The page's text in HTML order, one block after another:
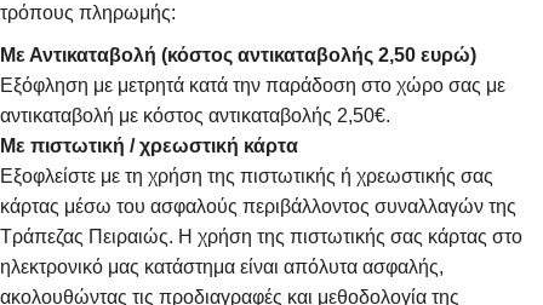
τρόπους πληρωμής:
Με Αντικαταβολή (κόστος αντικαταβολής 2,50 ευρώ)
Εξόφληση με μετρητά κατά την παράδοση στο χώρο σας με
αντικαταβολή με κόστος αντικαταβολής 2,50€.
Με πιστωτική / χρεωστική κάρτα
Εξοφλείστε με τη χρήση της πιστωτικής ή χρεωστικής σας
κάρτας μέσω του ασφαλούς περιβάλλοντος συναλλαγών της
Τράπεζας Πειραιώς. Η χρήση της πιστωτικής σας κάρτας στο
ηλεκτρονικό μας κατάστημα είναι απόλυτα ασφαλής,
ακολουθώντας τις προδιαγραφές και μεθοδολογία της